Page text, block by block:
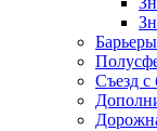
Съезд с